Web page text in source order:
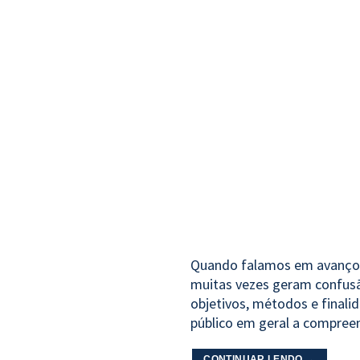
Quando falamos em
muitas vezes geram
objetivos, métodos e
público em geral a